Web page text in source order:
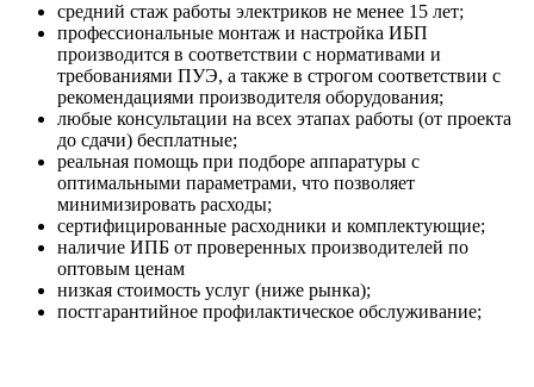
средний стаж работы электриков не менее 15 лет;
профессиональные монтаж и настройка ИБП
производится в соответствии с нормативами и
требованиями ПУЭ, а также в строгом соответствии с
рекомендациями производителя оборудования;
любые консультации на всех этапах работы (от проекта
до сдачи) бесплатные;
реальная помощь при подборе аппаратуры с
оптимальными параметрами, что позволяет
минимизировать расходы;
сертифицированные расходники и комплектующие;
наличие ИПБ от проверенных производителей по
оптовым ценам
низкая стоимость услуг (ниже рынка);
постгарантийное профилактическое обслуживание;